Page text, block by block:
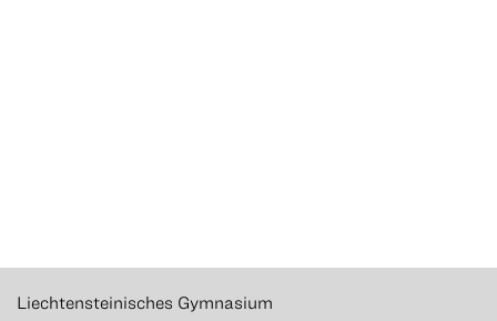
Liechtensteinisches Gymnasium